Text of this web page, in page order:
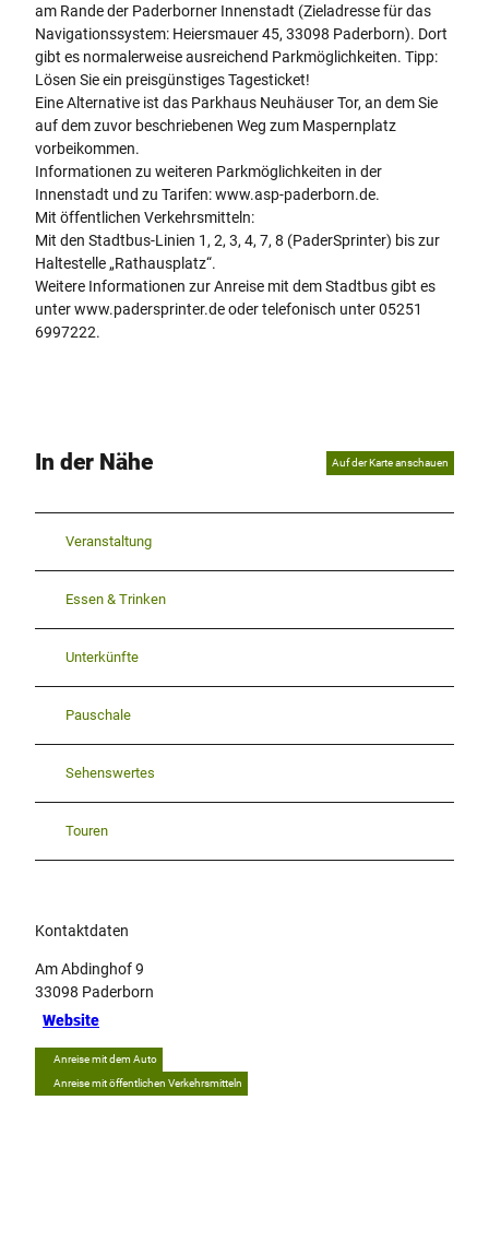
am Rande der Paderborner Innenstadt (Zieladresse für das
Navigationssystem: Heiersmauer 45, 33098 Paderborn). Dort
gibt es normalerweise ausreichend Parkmöglichkeiten. Tipp:
Lösen Sie ein preisgünstiges Tagesticket!
Eine Alternative ist das Parkhaus Neuhäuser Tor, an dem Sie
auf dem zuvor beschriebenen Weg zum Maspernplatz
vorbeikommen.
Informationen zu weiteren Parkmöglichkeiten in der
Innenstadt und zu Tarifen: www.asp-paderborn.de.
Mit öffentlichen Verkehrsmitteln:
Mit den Stadtbus-Linien 1, 2, 3, 4, 7, 8 (PaderSprinter) bis zur
Haltestelle „Rathausplatz“.
Weitere Informationen zur Anreise mit dem Stadtbus gibt es
unter www.padersprinter.de oder telefonisch unter 05251
6997222.
In der Nähe Auf der Karte anschauen
Veranstaltung
Essen & Trinken
Unterkünfte
Pauschale
Sehenswertes
Touren
Kontaktdaten
Am Abdinghof 9
33098 Paderborn
Website
Anreise mit dem Auto
Anreise mit öffentlichen Verkehrsmitteln